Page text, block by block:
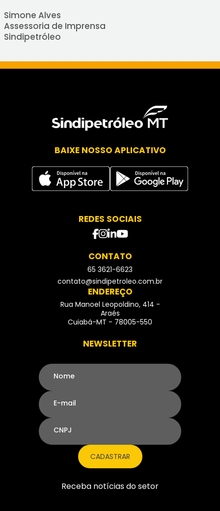
Simone Alves
Assessoria de Imprensa
Sindipetróleo
BAIXE NOSSO APLICATIVO
REDES SOCIAIS
facebook
instagram
Linkedin
Youtube
CONTATO
- Telefone
65 3621-6623
contato@sindipetroleo.com.br
ENDEREÇO
Rua Manoel Leopoldino, 414 -
Araés
Cuiabá-MT - 78005-550
NEWSLETTER
Nome
E-mail
CNPJ
CADASTRAR
Receba notícias do setor